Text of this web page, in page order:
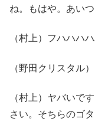
ね。もはや。あいつ
（村上）フハハハ
（野田クリスタル
（村上）ヤバいで
さい。そちらのゴ